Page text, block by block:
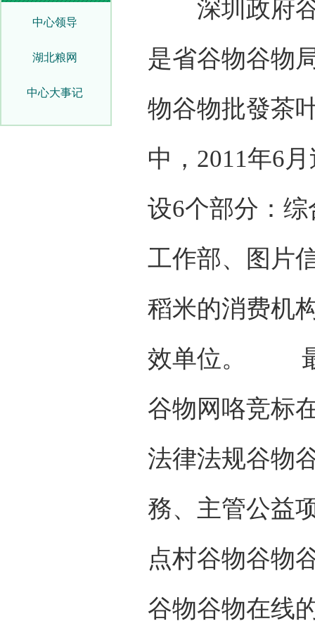
中心领导
湖北粮网
中心大事记
深圳政府谷
是省谷物谷物
物谷物批發茶
中，2011年6
设6个部分：
工作部、图片
稻米的消费机
效单位。 最
谷物网咯竞标
法律法规谷物
務、主管公益
点村谷物谷物
谷物谷物在线